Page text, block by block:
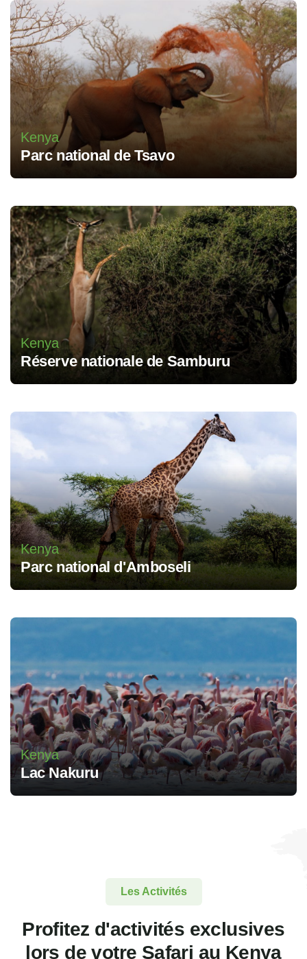
Kenya
Parc national de Tsavo
Kenya
Réserve nationale de Samburu
Kenya
Parc national d'Amboseli
Kenya
Lac Nakuru
Les Activités
Profitez d'activités exclusives
lors de votre Safari au Kenya